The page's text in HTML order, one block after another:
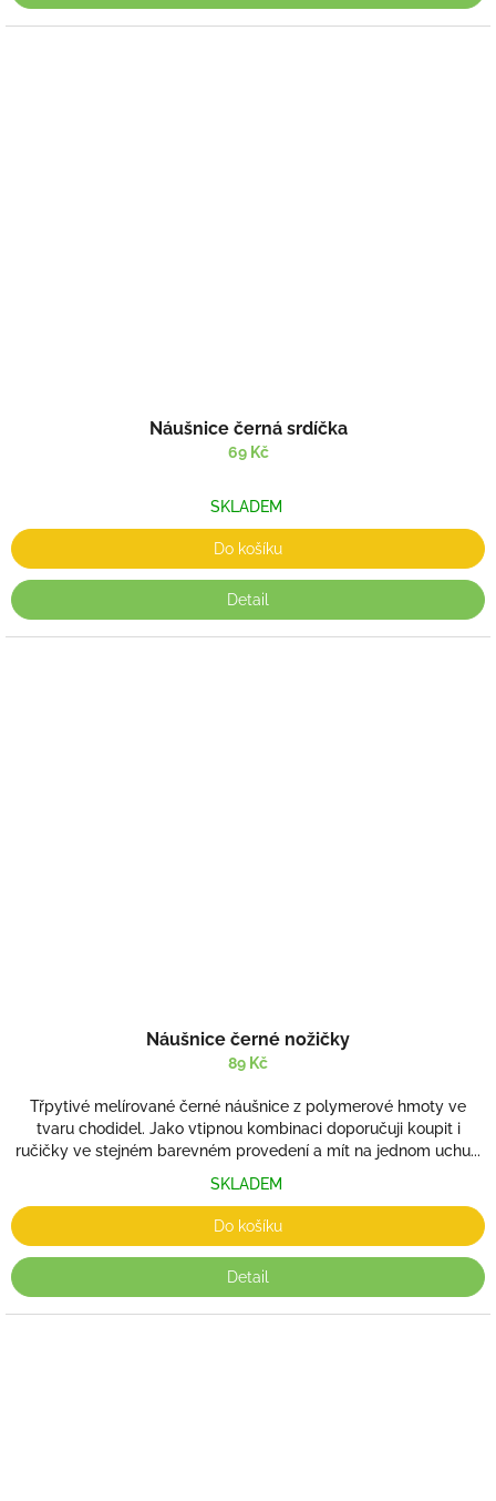
Náušnice černá srdíčka
69 Kč
SKLADEM
Do košíku
Detail
Náušnice černé nožičky
89 Kč
Třpytivé melírované černé náušnice z polymerové hmoty ve
tvaru chodidel. Jako vtipnou kombinaci doporučuji koupit i
ručičky ve stejném barevném provedení a mít na jednom uchu...
SKLADEM
Do košíku
Detail